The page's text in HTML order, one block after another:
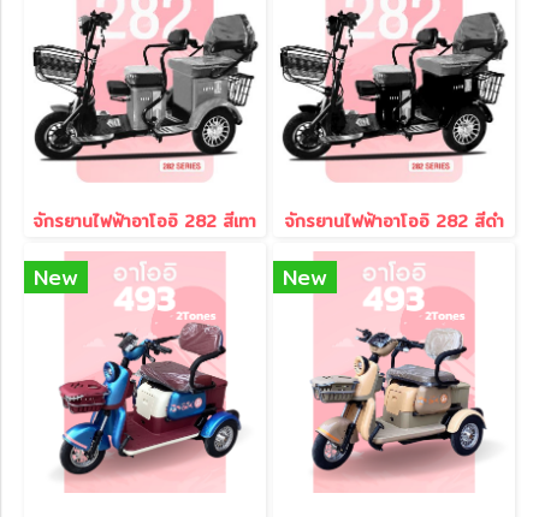
จักรยานไฟฟ้าอาโออิ 282 สีเทา จักรยานไฟฟ้าอาโออิ 282 สีดำ
New New